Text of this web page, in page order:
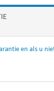
en als u